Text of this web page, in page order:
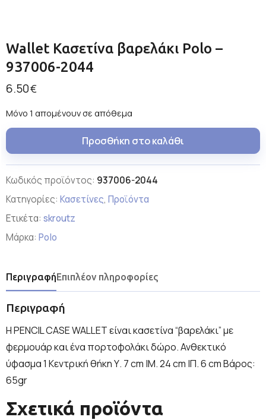
Wallet Κασετίνα βαρελάκι Polo –
937006-2044
6.50€
Μόνο 1 απομένουν σε απόθεμα
Προσθήκη στο καλάθι
Κωδικός προϊόντος: 937006-2044
Κατηγορίες: Κασετίνες, Προϊόντα
Ετικέτα: skroutz
Μάρκα: Polo
ΠεριγραφήΕπιπλέον πληροφορίες
Περιγραφή
Η PENCIL CASE WALLET είναι κασετίνα “βαρελάκι” με
φερμουάρ και ένα πορτοφολάκι δώρο. Ανθεκτικό
ύφασμα 1 Κεντρική θήκη Υ. 7 cm |Μ. 24 cm |Π. 6 cm Βάρος:
65gr
Σχετικά προϊόντα